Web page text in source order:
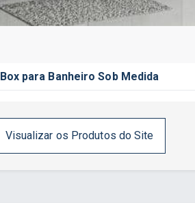
Box para Banheiro Sob Medida
Visualizar os Produtos do Site